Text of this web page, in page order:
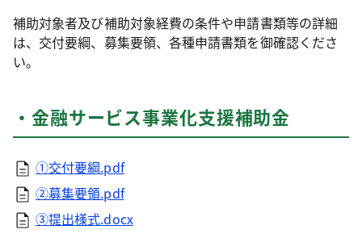
補助対象者及び補助対象経費の条件や申請書類等の詳細
は、交付要綱、募集要領、各種申請書類を御確認くださ
い。
・金融サービス事業化支援補助金
①交付要綱.pdf
②募集要領.pdf
③提出様式.docx